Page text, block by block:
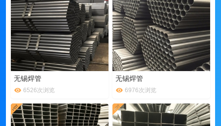
无锡焊管
6526次浏览
无锡焊管
6976次浏览